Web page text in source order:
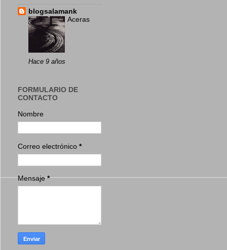
blogsalamank
Aceras
Hace 9 años
FORMULARIO DE
CONTACTO
Nombre
Correo electrónico *
Mensaje*